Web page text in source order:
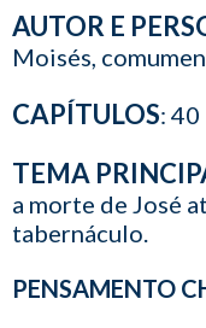
AUTOR E
Moisés,
CAPÍTULOS: 40
TEMA
a morte de José
tabernáculo.
PENSAMENTO